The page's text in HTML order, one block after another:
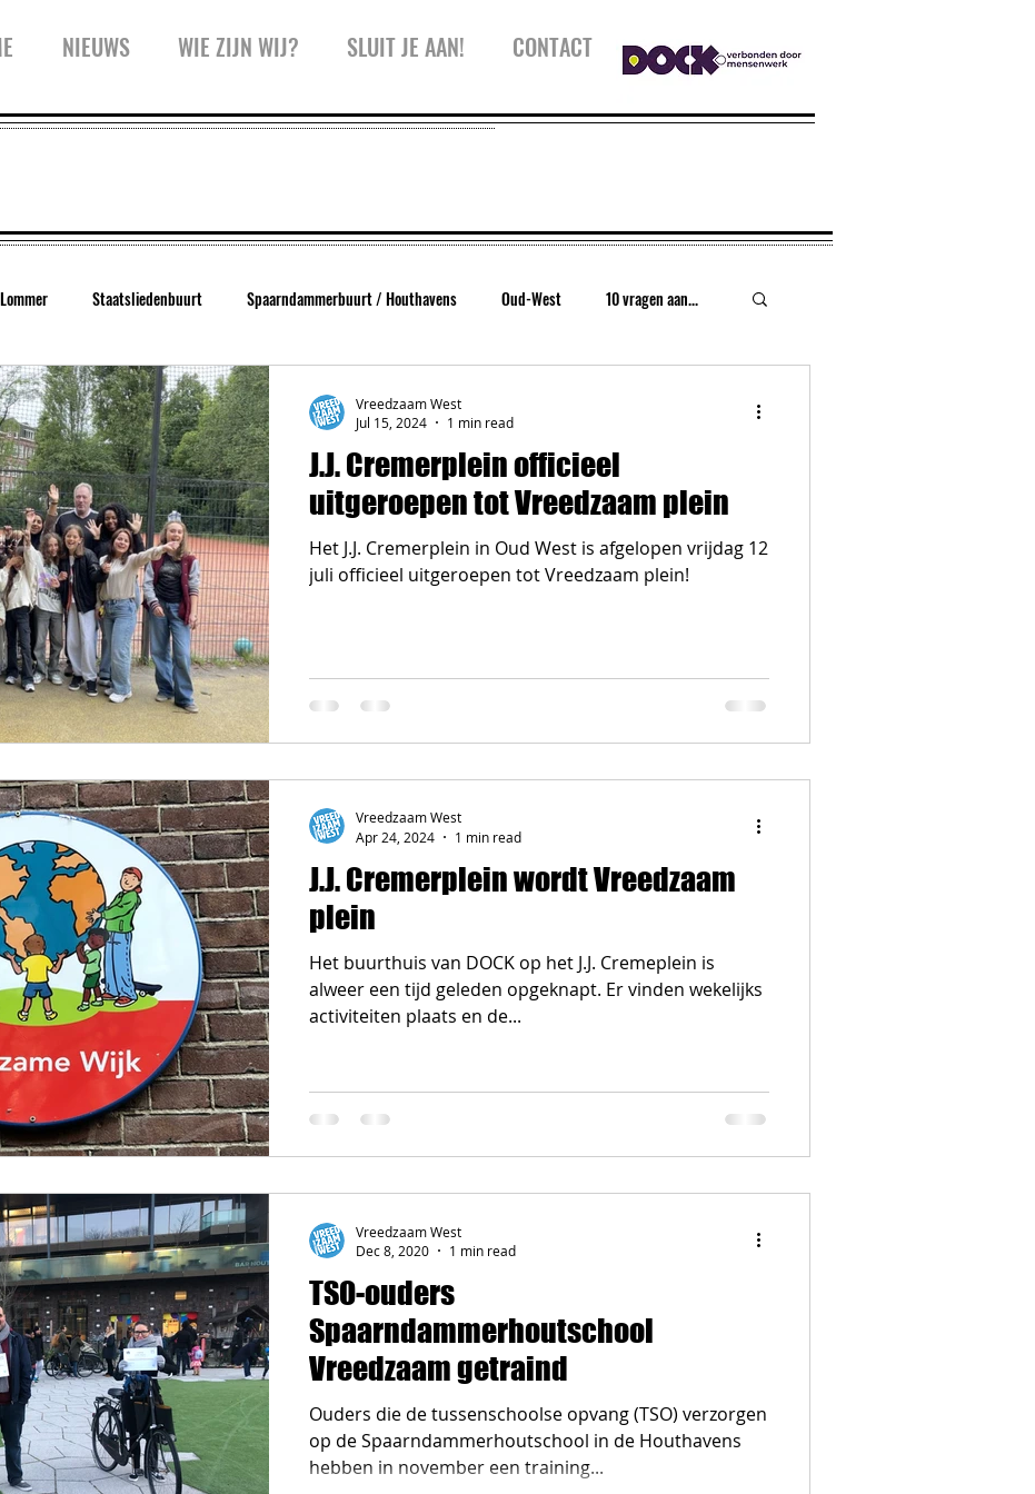
NIEUWS WIE ZIJN WIJ? SLUIT JE AAN! CONTACT
Staatsliedenbuurt Spaarndammerbuurt / Houthavens Oud-West 10 vragen aan...
West Trainingen Inspiratiesessie
Koffiekar
J.J. Cremerplein officieel
uitgeroepen tot Vreedzaam plein
Het J.J. Cremerplein in Oud West is afgelopen vrijdag 12
juli officieel uitgeroepen tot Vreedzaam plein!
Vreedzaam West
Jul 15, 2024
1 min read
J.J. Cremerplein wordt Vreedzaam
plein
Het buurthuis van DOCK op het J.J. Cremeplein is
alweer een tijd geleden opgeknapt. Er vinden wekelijks
activiteiten plaats en de...
Vreedzaam West
Apr 24, 2024
1 min read
TSO-ouders
Spaarndammerhoutschool
Vreedzaam getraind
Ouders die de tussenschoolse opvang (TSO) verzorgen
op de Spaarndammerhoutschool in de Houthavens
hebben in november een training...
Vreedzaam West
Dec 8, 2020
1 min read